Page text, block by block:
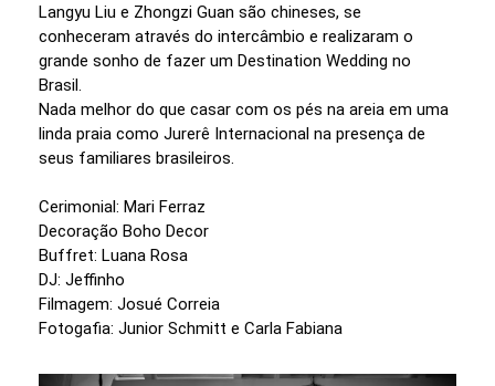
Langyu Liu e Zhongzi Guan são chineses, se
conheceram através do intercâmbio e realizaram o
grande sonho de fazer um Destination Wedding no
Brasil.
Nada melhor do que casar com os pés na areia em uma
linda praia como Jurerê Internacional na presença de
seus familiares brasileiros.
Cerimonial: Mari Ferraz
Decoração Boho Decor
Buffret: Luana Rosa
DJ: Jeffinho
Filmagem: Josué Correia
Fotogafia: Junior Schmitt e Carla Fabiana